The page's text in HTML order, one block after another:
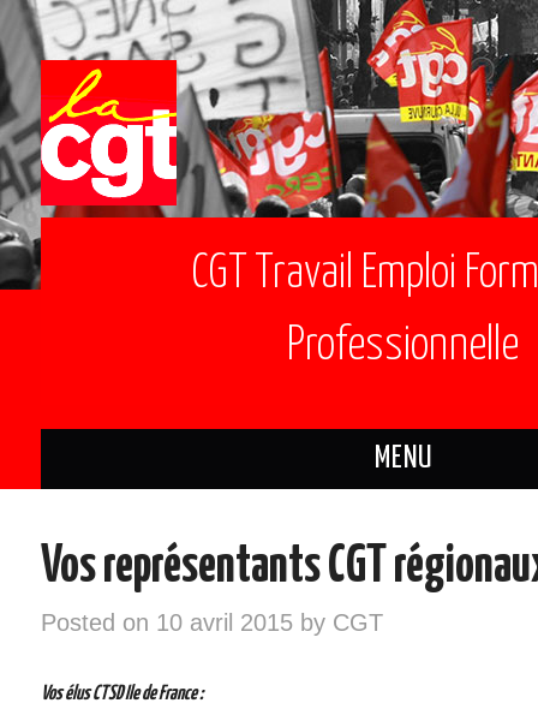
CGT Travail Emploi
Professionnelle
MENU
INSTANCES – ELU/ES CGT
VOS DROITS
RÉGIONS
Vos représentants CGT
Posted on 10 avril 2015by CGT
Vos élus CTSD Ile de France :